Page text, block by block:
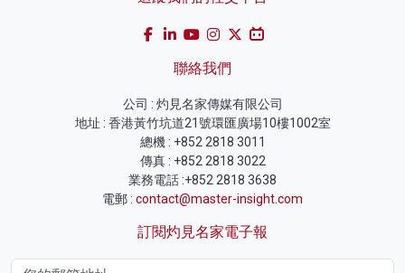
聯絡我們
公司 : 灼見名家傳媒有限公司
地址 : 香港黃竹坑道21號環匯廣場10樓1002室
總機 : +852 2818 3011
傳真 : +852 2818 3022
業務電話 :+852 2818 3638
電郵 : contact@master-insight.com
訂閱灼見名家電子報